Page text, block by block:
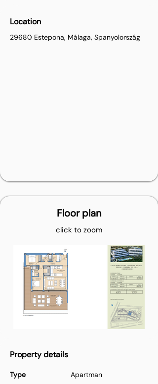
Location
29680 Estepona, Málaga, Spanyolország
Floor plan
click to zoom
Property details
Type Apartman